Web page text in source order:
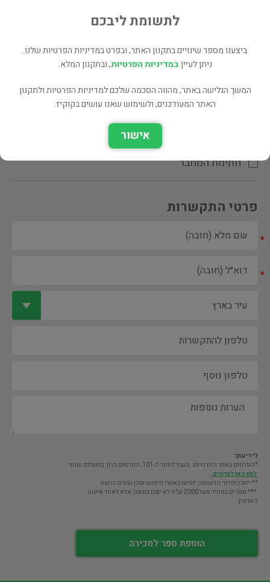
הקדשת המחבר\המתרגם
חתימת המחבר
פרטי התקשרות
*
*
לידיעתך:
*הפרסום באתר הינו חינם. מעבר לספר ה-101, הפרסום כרוך בתשלום שנתי
לחץ כאן לפרטים.
** ייתכן ופרטי הרשומה יופיעו באתרי חיפוש תוכן שונים ברשת
*** ספרים במחיר מעל 2000 ש"ח לא יוצגו במאגר אלא לאחר אישור
האדמין.
הוספת ספר למכירה
לתשומת ליבכם
ביצענו מספר שינויים בתקנון האתר, ובפרט במדיניות הפרטיות שלנו.
ניתן לעייןבמדיניות הפרטיות, ובתקנון המלא.
המשך הגלישה באתר, מהווה הסכמה שלכם למדיניות הפרטיות ולתקנון
האתר המעודכנים, ולשימוש שאנו עושים בקוקיז.
אישור